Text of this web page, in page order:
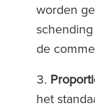
worden
de
het